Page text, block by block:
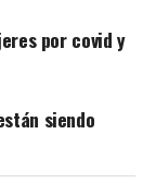
por covid y
siendo